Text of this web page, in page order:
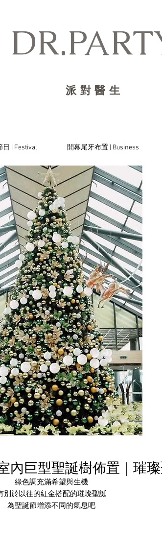
派對醫生
日 | Festival 開幕尾牙布置 | Business
內巨型聖誕樹佈置｜璀
綠色調充滿希望與生機
別於以往的紅金搭配的璀璨聖誕
為聖誕節增添不同的氣息吧